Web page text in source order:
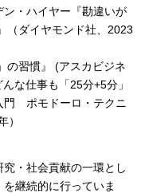
ン・ハイヤー『勘違いが
（ダイヤモンド社、2023
の習慣』 (アスカビジネ
な仕事も「25分+5分」
門 ポモドーロ・テクニ
）
・社会貢献の一環とし
継続的に行っていま